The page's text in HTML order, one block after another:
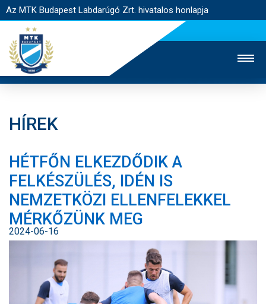
Az MTK Budapest Labdarúgó Zrt. hivatalos honlapja
JEGYÉRTÉKESÍTÉS
WEBSHOP
EGYESÜLET
KAPCSOLAT
NYITÓLAP
HÍREK
CSAPATOK
MÉRKŐZÉSEK
HÍREK
HÉTFŐN ELKEZDŐDIK A
FELKÉSZÜLÉS, IDÉN IS
NEMZETKÖZI ELLENFELEKKEL
MÉRKŐZÜNK MEG
2024-06-16